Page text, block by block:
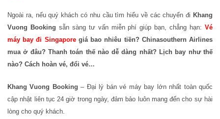
Ngoài ra, nếu quý khách có nhu cầu tìm hiểu về các chuyến đi Khang
Vuong Booking sẵn sàng tư vấn miễn phí giúp bạn, chẳng hạn:Vé
máy bay đi Singaporegiá bao nhiêu tiền? Chinasouthern Airlines
mua ở đâu? Thanh toán thế nào dễ dàng nhất? Lịch bay như thế
nào? Cách hoàn vé, đổi vé…
Khang Vuong Booking– Đại lý bán vé máy bay lớn nhất toàn quốc
cập nhật liên tục 24 giờ trong ngày, đảm bảo luôn mang đến cho sự hài
lòng cho quý khách.